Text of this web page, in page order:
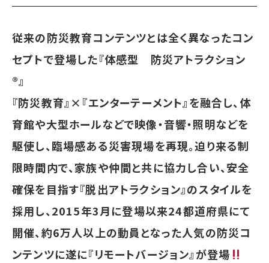
従来の防災教育コンテンツとは全く異なったコン
セプトで登場した『体感型 防災アトラクション
®︎』
『防災教育』×『エンターテーメント』を融合し、体
育館や大型ホールなどで映像・音響・照明などを
駆使し、臨場感ある災害現場を再現。迫り来る制
限時間内で、家族や仲間と共に協力し合い、安全
確保を目指す『脱出アトラクション』のスタイルを
採用し、2015年3月に登場以来24都道府県にて
開催、約6万人以上の動員となった人気の防災コ
ンテンツに遂に『リモートバージョン』が登場